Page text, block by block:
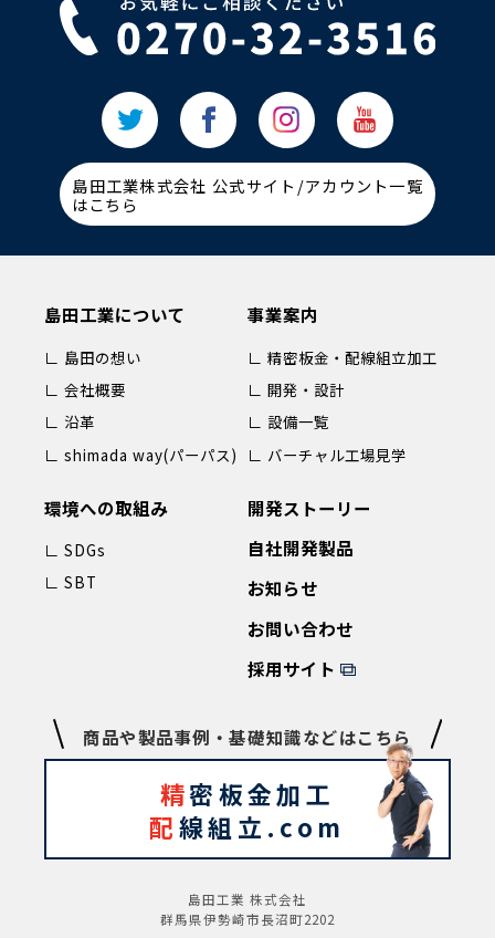
島田工業株式会社 公式サイト/アカウント一覧
はこちら
島田工業について
∟ 島田の想い
∟ 会社概要
∟ 沿革
∟ shimada way(パーパス)
事業案内
∟ 精密板金・配線組立加工
∟ 開発・設計
∟ 設備一覧
∟ バーチャル工場見学
環境への取組み
∟ SDGs
∟ SBT
開発ストーリー
自社開発製品
お知らせ
お問い合わせ
採用サイト
商品や製品事例・基礎知識などはこちら
精密板金加工
配線組立.com
島田工業 株式会社
群馬県伊勢崎市長沼町2202